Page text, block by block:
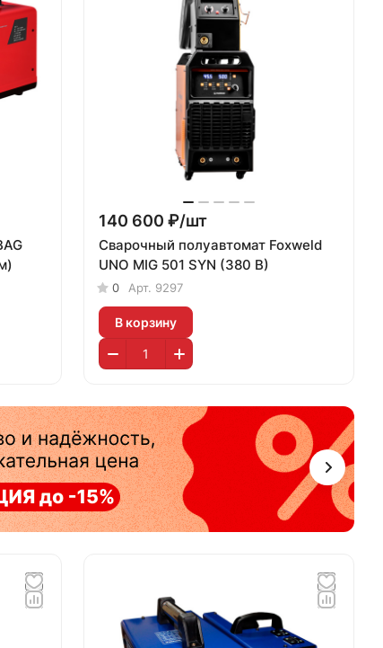
140 600 ₽/шт
Сварочный полуавтомат Foxweld
UNO MIG 501 SYN (380 В)
0 Арт. 9297
В корзину